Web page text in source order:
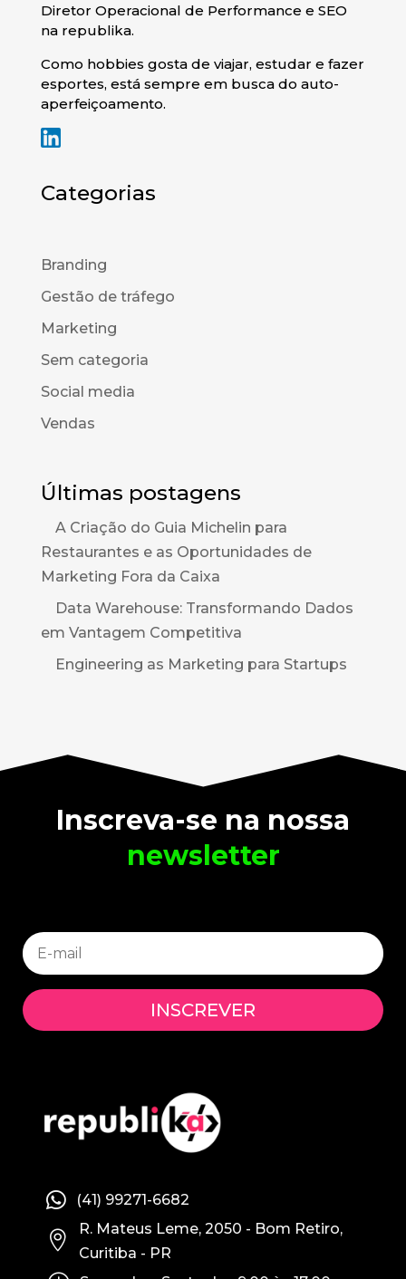
Diretor Operacional de Performance e SEO
na republika.
Como hobbies gosta de viajar, estudar e fazer
esportes, está sempre em busca do auto-
aperfeiçoamento.
Categorias
Branding
Gestão de tráfego
Marketing
Sem categoria
Social media
Vendas
Últimas postagens
A Criação do Guia Michelin para
Restaurantes e as Oportunidades de
Marketing Fora da Caixa
Data Warehouse: Transformando Dados
em Vantagem Competitiva
Engineering as Marketing para Startups
Inscreva-se na nossa
newsletter
INSCREVER
 (41) 99271-6682

R. Mateus Leme, 2050 - Bom Retiro,
Curitiba - PR